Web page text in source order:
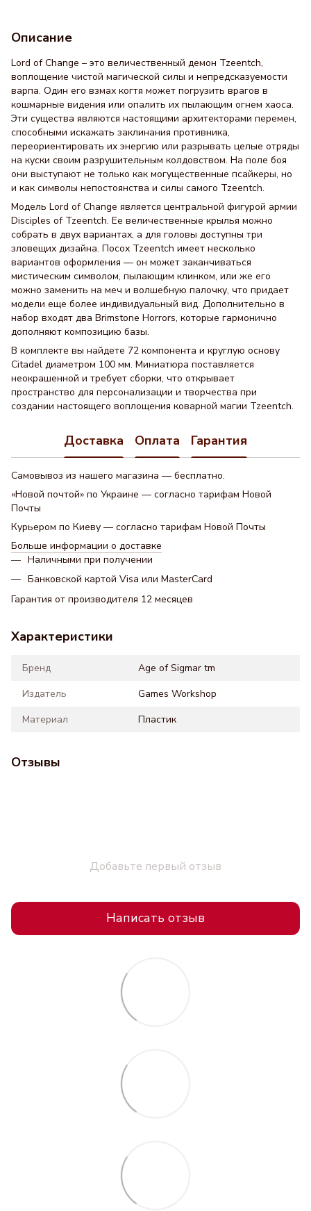
Описание
Lord of Change – это величественный демон Tzeentch,
воплощение чистой магической силы и непредсказуемости
варпа. Один его взмах когтя может погрузить врагов в
кошмарные видения или опалить их пылающим огнем хаоса.
Эти существа являются настоящими архитекторами перемен,
способными искажать заклинания противника,
переориентировать их энергию или разрывать целые отряды
на куски своим разрушительным колдовством. На поле боя
они выступают не только как могущественные псайкеры, но
и как символы непостоянства и силы самого Tzeentch.
Модель Lord of Change является центральной фигурой армии
Disciples of Tzeentch. Ее величественные крылья можно
собрать в двух вариантах, а для головы доступны три
зловещих дизайна. Посох Tzeentch имеет несколько
вариантов оформления — он может заканчиваться
мистическим символом, пылающим клинком, или же его
можно заменить на меч и волшебную палочку, что придает
модели еще более индивидуальный вид. Дополнительно в
набор входят два Brimstone Horrors, которые гармонично
дополняют композицию базы.
В комплекте вы найдете 72 компонента и круглую основу
Citadel диаметром 100 мм. Миниатюра поставляется
неокрашенной и требует сборки, что открывает
пространство для персонализации и творчества при
создании настоящего воплощения коварной магии Tzeentch.
Доставка Оплата Гарантия
Самовывоз из нашего магазина — бесплатно.
«Новой почтой» по Украине — согласно тарифам Новой
Почты
Курьером по Киеву — согласно тарифам Новой Почты
Больше информации о доставке
Наличными при получении
Банковской картой Visa или MasterCard
Гарантия от производителя 12 месяцев
Характеристики
Бренд
Age of Sigmar tm
Издатель
Games Workshop
Материал
Пластик
Отзывы
Добавьте первый отзыв
Написать отзыв